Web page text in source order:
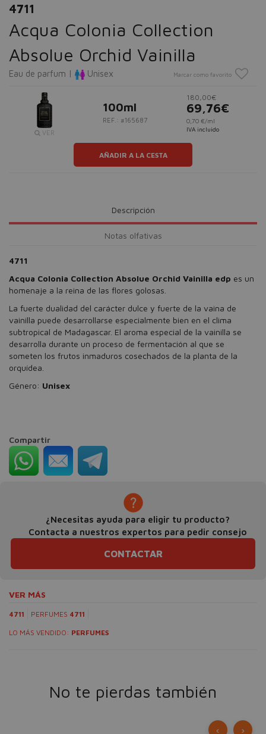
4711
Acqua Colonia Collection
Absolue Orchid Vainilla
Eau de parfum | Unisex Marcar como favorito
VER
100ml
REF.: #165687
180,00€
69,76€
0,70 €/ml
IVA incluido
AÑADIR A LA CESTA
Descripción
Notas olfativas
4711
Acqua Colonia Collection Absolue Orchid Vainilla edp es un
homenaje a la reina de las flores golosas.
La fuerte dualidad del carácter dulce y fuerte de la vaina de
vainilla puede desarrollarse especialmente bien en el clima
subtropical de Madagascar. El aroma especial de la vainilla se
desarrolla durante un proceso de fermentación al que se
someten los frutos inmaduros cosechados de la planta de la
orquídea.
Género: Unisex
Compartir
¿Necesitas ayuda para eligir tu producto?
Contacta a nuestros expertos para pedir consejo
CONTACTAR
VER MÁS
4711 PERFUMES 4711
LO MÁS VENDIDO: PERFUMES
No te pierdas también
‹ ›